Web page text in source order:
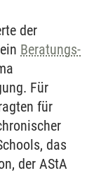
der
Beratungs-
Für
für
das
der AStA